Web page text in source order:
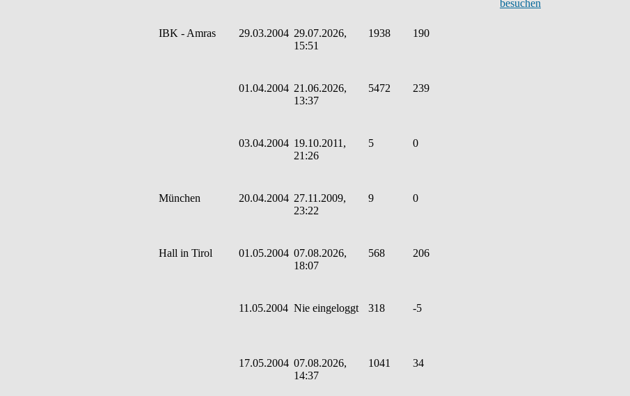
IBK - Amras 29.03.2004 29.07.2026,
15:51
1938 190
01.04.2004 21.06.2026,
13:37
5472 239
03.04.2004 19.10.2011,
21:26
5 0
München 20.04.2004 27.11.2009,
23:22
9 0
Hall in Tirol 01.05.2004 07.08.2026,
18:07
568 206
11.05.2004 Nie eingeloggt 318 -5
17.05.2004 07.08.2026,
14:37
1041 34